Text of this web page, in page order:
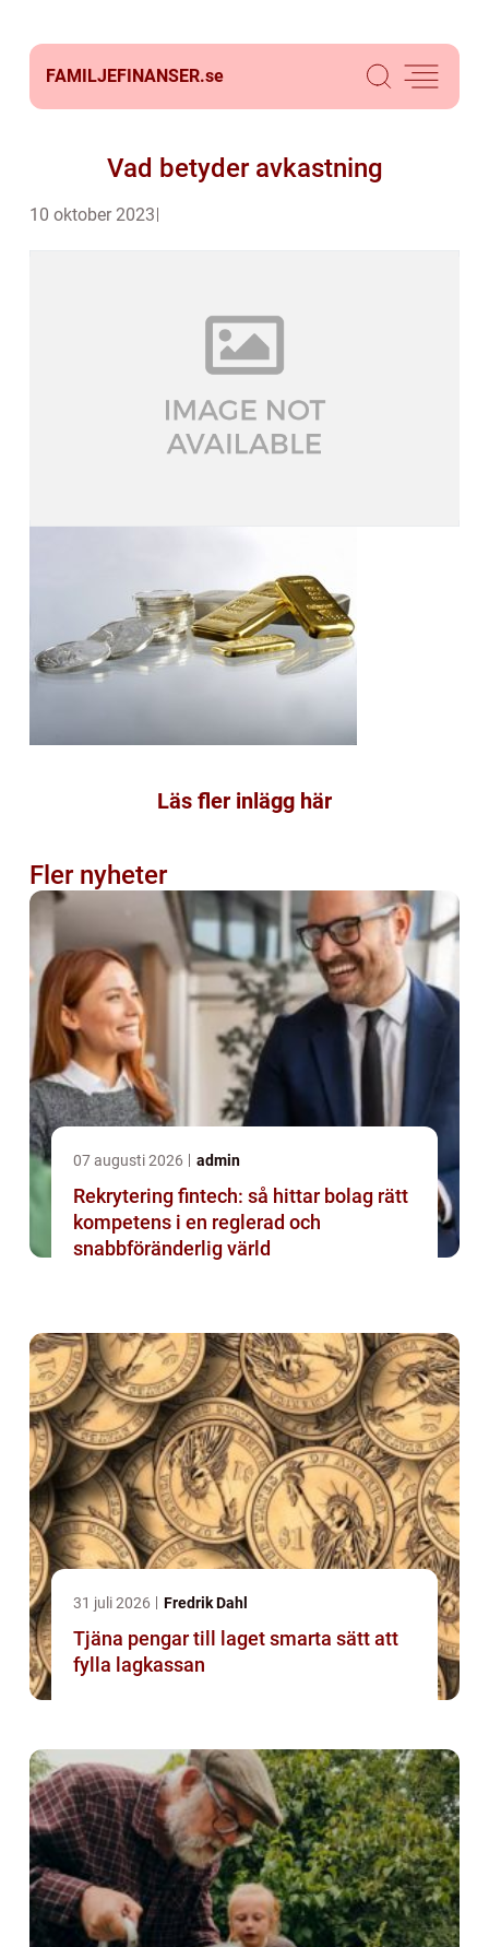
FAMILJEFINANSER.se
Vad betyder avkastning
10 oktober 2023
Läs fler inlägg här
Fler nyheter
07 augusti 2026 admin
Rekrytering fintech: så hittar bolag rätt
kompetens i en reglerad och
snabbföränderlig värld
31 juli 2026 Fredrik Dahl
Tjäna pengar till laget smarta sätt att
fylla lagkassan